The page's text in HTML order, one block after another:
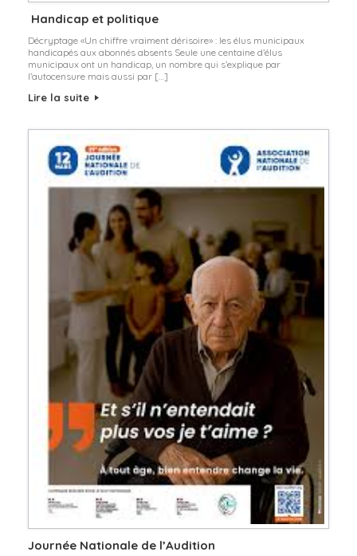
Handicap et politique
Décryptage «Un chiffre vraiment dérisoire» : les élus municipaux
handicapés aux abonnés absents Seule une centaine d’élus
municipaux ont un handicap, un nombre qui s’explique par
l’autocensure mais aussi par […]
Lire la suite
Journée Nationale de l’Audition